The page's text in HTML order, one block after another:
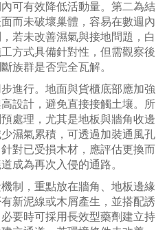
可有效降低活動量。第二為結
而未破壞巢體，容易在數週內
若未改善濕氣與接地問題，白
方式具備針對性，但需觀察後
族群是否完全瓦解。
進行。地面與貨櫃底部應加強
設計，避免直接接觸土壤。所
處理，尤其是地板與牆角收邊
濕氣累積，可透過加裝通風孔
對已受損木材，應評估更換而
成為再次入侵的通路。
制，重點放在牆角、地板邊緣
新泥線或木屑產生，並搭配誘
要時可採用長效型藥劑建立持